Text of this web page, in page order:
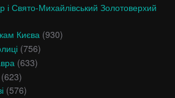
і Свято-Михайлівський Золотоверхий
Києва (930)
(756)
(633)
(623)
(576)